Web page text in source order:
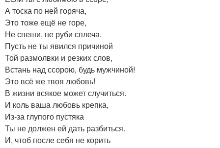
А тоска по ней горяча,
Это тоже ещё не горе,
Не спеши, не руби сплеча.
Пусть не ты явился причиной
Той размолвки и резких слов,
Встань над ссорою, будь мужчиной!
Это всё же твоя любовь!
В жизни всякое может случиться.
И коль ваша любовь крепка,
Из-за глупого пустяка
Ты не должен ей дать разбиться.
И, чтоб после себя не корить